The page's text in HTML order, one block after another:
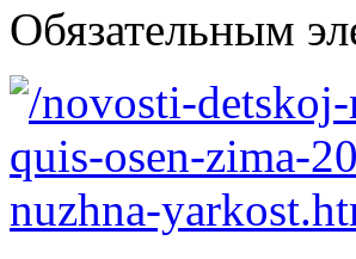
Обязательным